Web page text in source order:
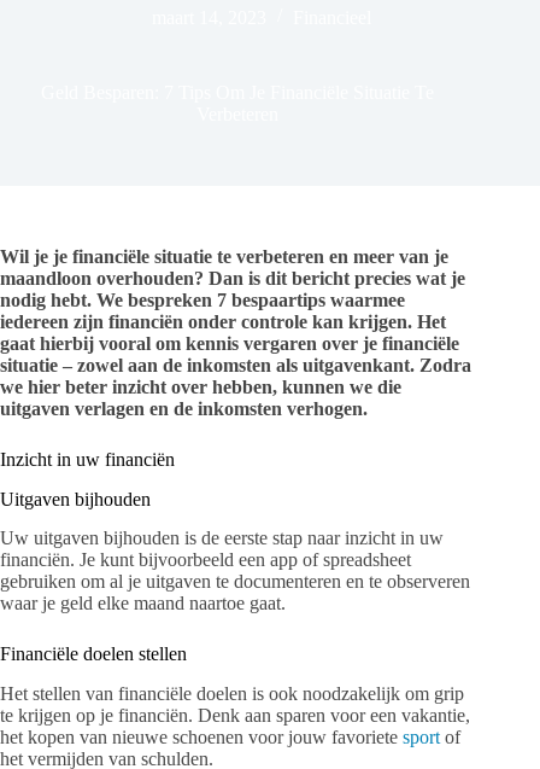
Wil je je financiële situatie te verbeteren en meer van je
maandloon overhouden? Dan is dit bericht precies wat je
nodig hebt. We bespreken 7 bespaartips waarmee
iedereen zijn financiën onder controle kan krijgen. Het
gaat hierbij vooral om kennis vergaren over je financiële
situatie – zowel aan de inkomsten als uitgavenkant. Zodra
we hier beter inzicht over hebben, kunnen we die
uitgaven verlagen en de inkomsten verhogen.
Inzicht in uw financiën
Uitgaven bijhouden
Uw uitgaven bijhouden is de eerste stap naar inzicht in uw
financiën. Je kunt bijvoorbeeld een app of spreadsheet
gebruiken om al je uitgaven te documenteren en te observeren
waar je geld elke maand naartoe gaat.
Financiële doelen stellen
Het stellen van financiële doelen is ook noodzakelijk om grip
te krijgen op je financiën. Denk aan sparen voor een vakantie,
het kopen van nieuwe schoenen voor jouw favoriete sport of
het vermijden van schulden.